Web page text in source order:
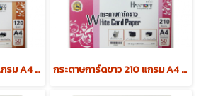
กระดาษการ์ดขาว 120 แกรม A4 (บรรจุ 50 แผ่น) กระดาษการ์ดขาว 210 แกรม A4 (บรรจุ 50 แผ่น)